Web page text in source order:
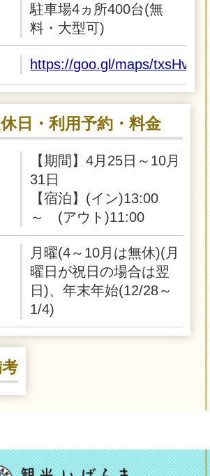
駐車場4ヵ所400台(無
料・大型可)
https://goo.gl/maps/
日・利用予約・料金
【期間】4月25日～10月
31日
【宿泊】(イン)13:00
～ (アウト)11:00
月曜(4～10月は無休)(月
曜日が祝日の場合は翌
日)、年末年始(12/28～
1/4)